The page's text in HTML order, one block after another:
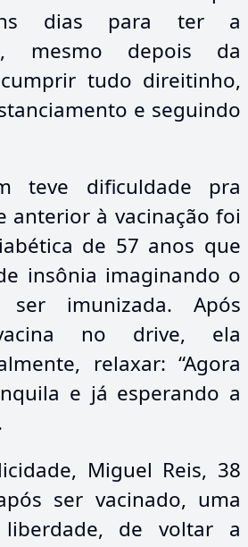
dias para ter a
mesmo depois da
tudo direitinho,
e seguindo
teve dificuldade pra
anterior à vacinação foi
de 57 anos que
insônia imaginando o
imunizada. Após
no drive, ela
relaxar: “Agora
e já esperando a
Miguel Reis, 38
ser vacinado, uma
liberdade, de voltar a